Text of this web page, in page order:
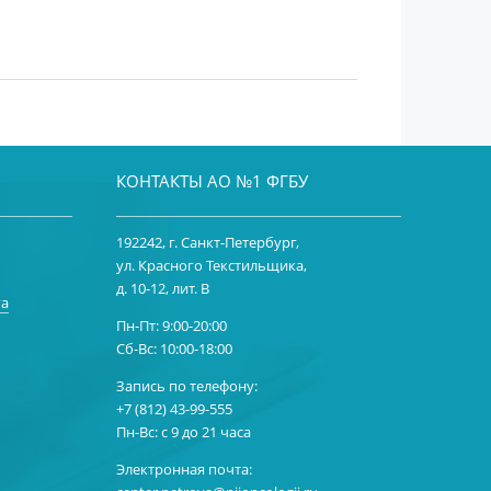
КОНТАКТЫ АО №1 ФГБУ
192242, г. Санкт-Петербург,
ул. Красного Текстильщика,
д. 10-12, лит. В
Пн-Пт: 9:00-20:00
Сб-Вс: 10:00-18:00
Запись по телефону:
+7 (812) 43-99-555
Пн-Вс: с 9 до 21 часа
Электронная почта: